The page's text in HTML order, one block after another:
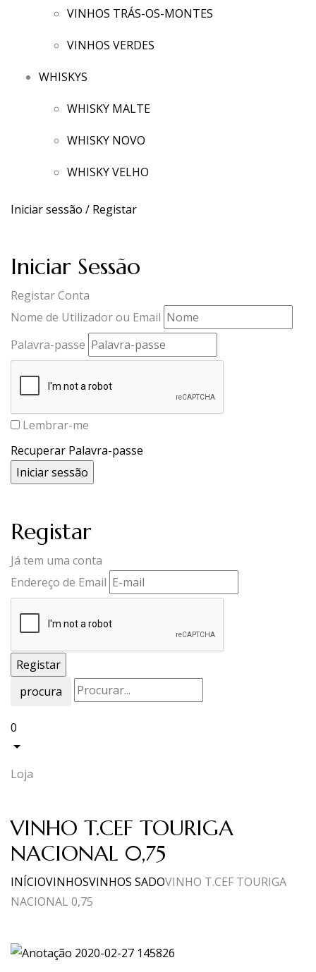
VINHOS TRÁS-OS-MONTES
VINHOS VERDES
WHISKYS
WHISKY MALTE
WHISKY NOVO
WHISKY VELHO
Iniciar sessão / Registar
Iniciar Sessão
Registar Conta
Nome de Utilizador ou Email
Palavra-passe
Lembrar-me
Recuperar Palavra-passe
Registar
Já tem uma conta
Endereço de Email
procura
0
Loja
VINHO T.CEF TOURIGA
NACIONAL 0,75
INÍCIOVINHOSVINHOS SADOVINHO T.CEF TOURIGA
NACIONAL 0,75